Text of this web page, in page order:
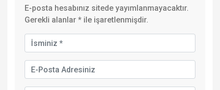
E-posta hesabınız sitede yayımlanmayacaktır.
Gerekli alanlar * ile işaretlenmişdir.